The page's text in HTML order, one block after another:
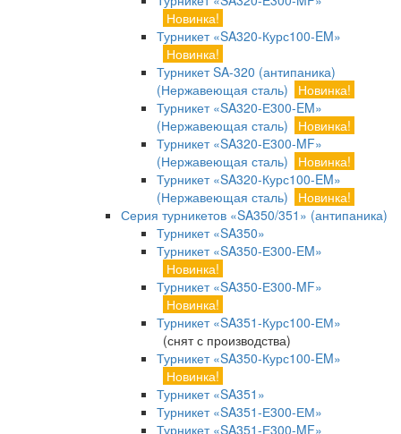
Новинка!
Турникет «SA320-Курс100-EM»
Новинка!
Турникет SA-320 (антипаника)
(Нержавеющая сталь)
Новинка!
Турникет «SA320-Е300-EM»
(Нержавеющая сталь)
Новинка!
Турникет «SA320-Е300-MF»
(Нержавеющая сталь)
Новинка!
Турникет «SA320-Курс100-EM»
(Нержавеющая сталь)
Новинка!
Серия турникетов «SA350/351» (антипаника)
Турникет «SA350»
Турникет «SA350-Е300-EM»
Новинка!
Турникет «SA350-Е300-MF»
Новинка!
Турникет «SA351-Курс100-ЕМ»
(снят с производства)
Турникет «SA350-Курс100-EM»
Новинка!
Турникет «SA351»
Турникет «SA351-Е300-ЕМ»
Турникет «SA351-Е300-MF»